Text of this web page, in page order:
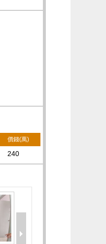
價錢(萬)
240